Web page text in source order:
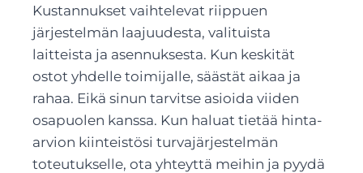
Kustannukset vaihtelevat riippuen
järjestelmän laajuudesta, valituista
laitteista ja asennuksesta. Kun keskität
ostot yhdelle toimijalle, säästät aikaa ja
rahaa. Eikä sinun tarvitse asioida viiden
osapuolen kanssa. Kun haluat tietää hinta-
arvion kiinteistösi turvajärjestelmän
toteutukselle, ota yhteyttä meihin ja pyydä